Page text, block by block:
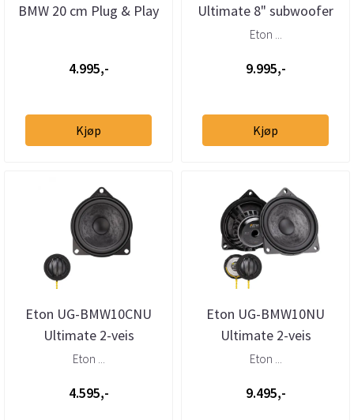
BMW 20 cm Plug & Play
4.995,-
Kjøp
Ultimate 8" subwoofer
BMW (stk)
Eton ...
9.995,-
Kjøp
Eton UG-BMW10CNU
Ultimate 2-veis
Senterhøyttaler BMW
Eton ...
4.595,-
Eton UG-BMW10NU
Ultimate 2-veis
høyttalersett BMW m/N-
Eton ...
9.495,-